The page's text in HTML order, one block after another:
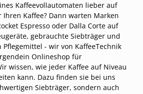
Kaffeevollautomaten lieber auf
Kaffee? Dann warten Marken
Espresso oder Dalla Corte auf
gebrauchte Siebträger und
- wir von KaffeeTechnik
Onlineshop für
wissen, wie jeder Kaffee auf Niveau
kann. Dazu finden sie bei uns
Siebträger, sondern auch